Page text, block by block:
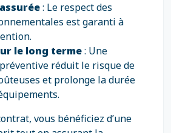
: Le respect des
est garanti à
le long terme: Une
réduit le risque de
et prolonge la durée
vous bénéficiez d’une